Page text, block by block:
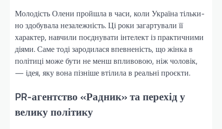
Молодість Олени пройшла в часи, коли Україна тільки-
но здобувала незалежність. Ці роки загартували її
характер, навчили поєднувати інтелект із практичними
діями. Саме тоді зародилася впевненість, що жінка в
політиці може бути не менш впливовою, ніж чоловік,
— ідея, яку вона пізніше втілила в реальні проєкти.
PR-агентство «Радник» та перехід у
велику політику